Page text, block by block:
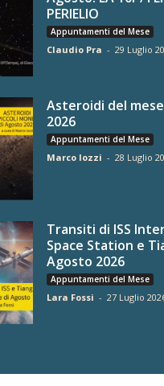
PERIELIO
Appuntamenti del Mese
Claudio Pra - 29 Luglio
Asteroidi del
2026
Appuntamenti del Mese
Marco Iozzi - 28 Luglio
Transiti di ISS
Space Station e
Agosto 2026
Appuntamenti del Mese
Lara Fossi - 27 Luglio